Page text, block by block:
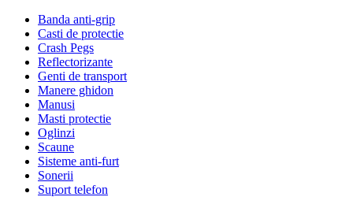
Banda anti-grip
Casti de protectie
Crash Pegs
Reflectorizante
Genti de transport
Manere ghidon
Manusi
Masti protectie
Oglinzi
Scaune
Sisteme anti-furt
Sonerii
Suport telefon